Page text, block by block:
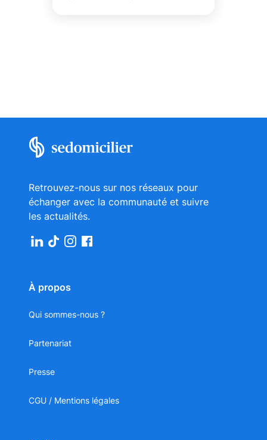
Retrouvez-nous sur nos réseaux pour
échanger avec la communauté et suivre
les actualités.
À propos
Qui sommes-nous ?
Partenariat
Presse
CGU / Mentions légales